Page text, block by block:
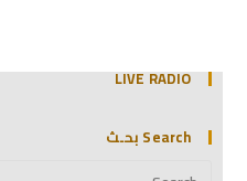
LIVE RADIO
Search بحـث